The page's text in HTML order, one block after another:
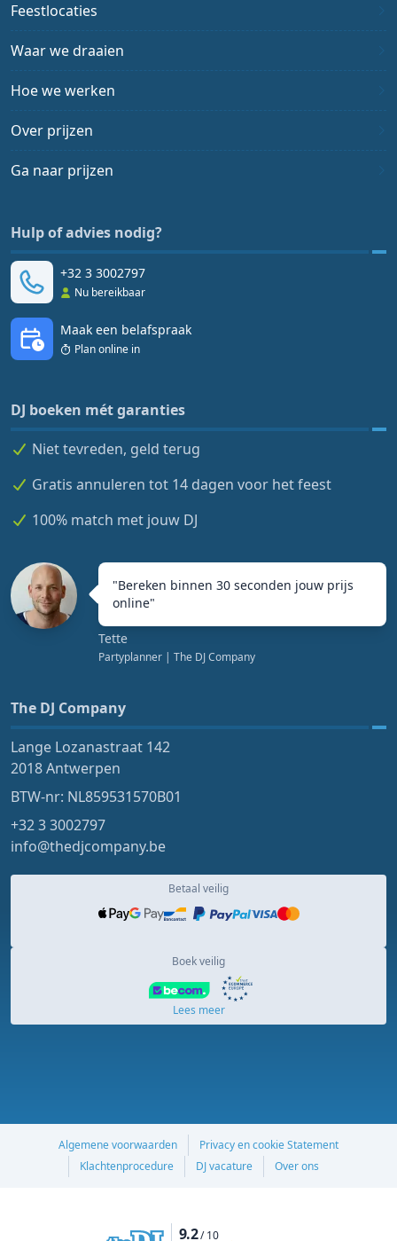
Feestlocaties
Waar we draaien
Hoe we werken
Over prijzen
Ga naar prijzen
Hulp of advies nodig?
+32 3 3002797
Nu bereikbaar
Maak een belafspraak
Plan online in
DJ boeken mét garanties
Niet tevreden, geld terug
Gratis annuleren tot 14 dagen voor het feest
100% match met jouw DJ
"Bereken binnen 30 seconden jouw prijs
online"
Tette
Partyplanner | The DJ Company
The DJ Company
Lange Lozanastraat 142
2018 Antwerpen
BTW-nr: NL859531570B01
+32 3 3002797
info@thedjcompany.be
Betaal veilig
Boek veilig
Lees meer
Algemene voorwaarden
Privacy en cookie Statement
Klachtenprocedure
DJ vacature Over ons
9.2/ 10